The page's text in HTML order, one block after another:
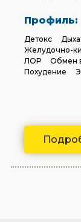
Профиль:
Детокс
Желудочно-
ЛОР
Обмен
Похудение